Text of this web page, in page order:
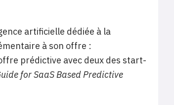
artificielle dédiée à la
à son offre :
prédictive avec deux des start-
for SaaS Based Predictive